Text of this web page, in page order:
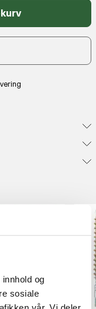
og
sosiale